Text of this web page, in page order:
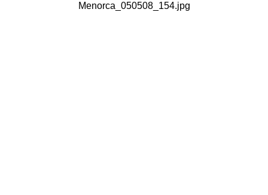
Menorca_050508_154.jpg